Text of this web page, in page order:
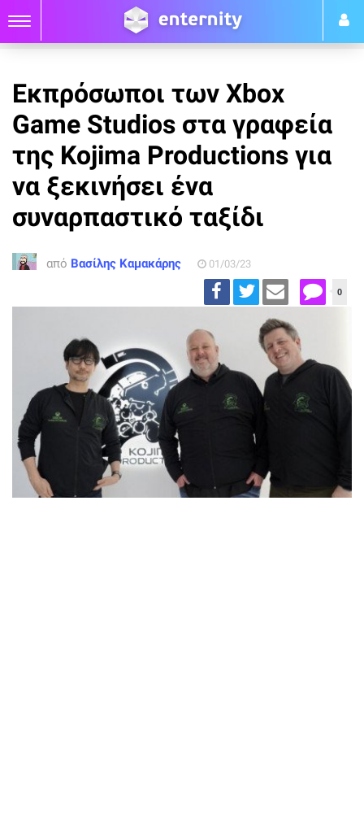
Εκπρόσωποι των Xbox
Game Studios στα γραφεία
της Kojima Productions για
να ξεκινήσει ένα
συναρπαστικό ταξίδι
από Βασίλης Καμακάρης 01/03/23
0